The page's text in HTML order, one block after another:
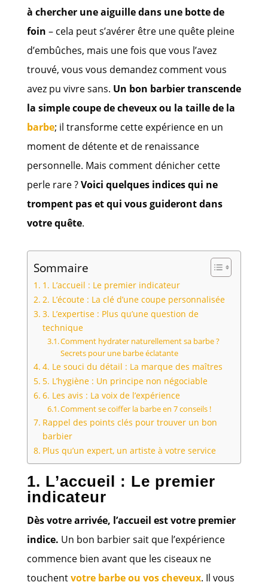
à chercher une aiguille dans une botte de
foin – cela peut s’avérer être une quête pleine
d’embûches, mais une fois que vous l’avez
trouvé, vous vous demandez comment vous
avez pu vivre sans. Un bon barbier transcende
la simple coupe de cheveux ou la taille de la
barbe; il transforme cette expérience en un
moment de détente et de renaissance
personnelle. Mais comment dénicher cette
perle rare ?Voici quelques indices qui ne
trompent pas et qui vous guideront dans
votre quête.
Sommaire
1. L’accueil : Le premier indicateur
2. L’écoute : La clé d’une coupe personnalisée
3. L’expertise : Plus qu’une question de
technique
Comment hydrater naturellement sa barbe ?
Secrets pour une barbe éclatante
4. Le souci du détail : La marque des maîtres
5. L’hygiène : Un principe non négociable
6. Les avis : La voix de l’expérience
Comment se coiffer la barbe en 7 conseils !
Rappel des points clés pour trouver un bon
barbier
Plus qu’un expert, un artiste à votre service
1. L’accueil : Le premier
indicateur
Dès votre arrivée, l’accueil est votre premier
indice. Un bon barbier sait que l’expérience
commence bien avant que les ciseaux ne
touchentvotre barbe ou vos cheveux. Il vous